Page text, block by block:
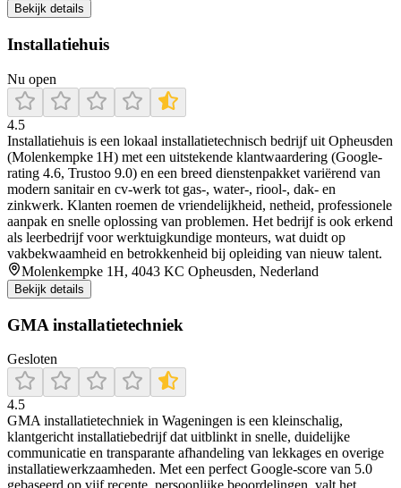
Bekijk details
Installatiehuis
Nu open
4.5
Installatiehuis is een lokaal installatietechnisch bedrijf uit Opheusden
(Molenkempke 1H) met een uitstekende klantwaardering (Google-
rating 4.6, Trustoo 9.0) en een breed dienstenpakket variërend van
modern sanitair en cv-werk tot gas‑, water‑, riool‑, dak‑ en
zinkwerk. Klanten roemen de vriendelijkheid, netheid, professionele
aanpak en snelle oplossing van problemen. Het bedrijf is ook erkend
als leerbedrijf voor werktuigkundige monteurs, wat duidt op
vakbekwaamheid en betrokkenheid bij opleiding van nieuw talent.
Molenkempke 1H, 4043 KC Opheusden, Nederland
Bekijk details
GMA installatietechniek
Gesloten
4.5
GMA installatietechniek in Wageningen is een kleinschalig,
klantgericht installatiebedrijf dat uitblinkt in snelle, duidelijke
communicatie en transparante afhandeling van lekkages en overige
installatiewerkzaamheden. Met een perfect Google-score van 5.0